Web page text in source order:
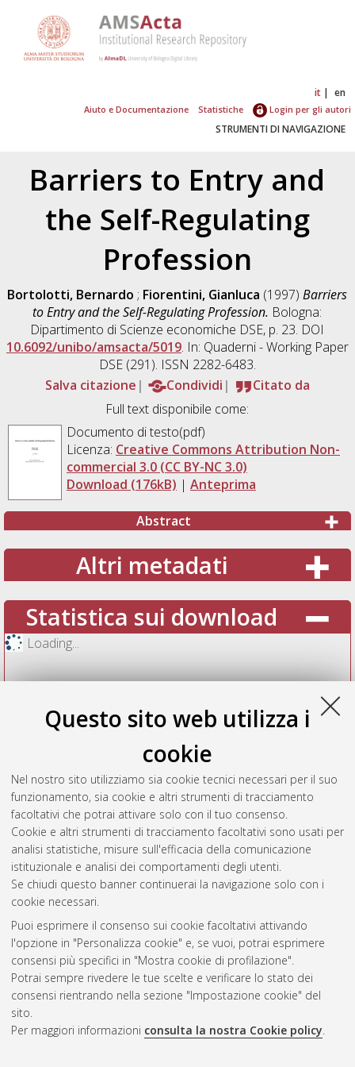
Questo sito web utilizza i
cookie
Nel nostro sito utilizziamo sia cookie tecnici necessari per il suo
funzionamento, sia cookie e altri strumenti di tracciamento
facoltativi che potrai attivare solo con il tuo consenso.
Cookie e altri strumenti di tracciamento facoltativi sono usati per
analisi statistiche, misure sull'efficacia della comunicazione
istituzionale e analisi dei comportamenti degli utenti.
Se chiudi questo banner continuerai la navigazione solo con i
cookie necessari.
Puoi esprimere il consenso sui cookie facoltativi attivando
l'opzione in "Personalizza cookie" e, se vuoi, potrai esprimere
consensi più specifici in "Mostra cookie di profilazione".
Potrai sempre rivedere le tue scelte e verificare lo stato dei
consensi rientrando nella sezione "Impostazione cookie" del
sito.
Per maggiori informazioni consulta la nostra Cookie policy.
it en
Aiuto e Documentazione Statistiche Login per gli autori
STRUMENTI DI NAVIGAZIONE
Barriers to Entry and
the Self-Regulating
Profession
Bortolotti, Bernardo ; Fiorentini, Gianluca (1997)Barriers
to Entry and the Self-Regulating Profession. Bologna:
Dipartimento di Scienze economiche DSE, p. 23. DOI
10.6092/unibo/amsacta/5019. In: Quaderni - Working Paper
DSE (291). ISSN 2282-6483.
Salva citazione
Condividi
Citato da
Full text disponibile come:
Documento di testo(pdf)
Licenza: Creative Commons Attribution Non-
commercial 3.0 (CC BY-NC 3.0)
Download (176kB) | Anteprima
Abstract
Altri metadati
Statistica sui download
Loading...
Vedi altre statistiche
Gestione del documento:
Atom
Rss
AMS Acta
ISSN: 2038-7954
re3data.org -
doi.org/10.17616/R3P19R
Servizio implementato e
Impostazioni Cookie